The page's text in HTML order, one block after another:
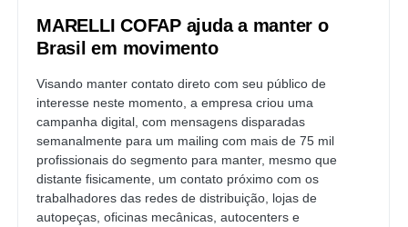
MARELLI COFAP ajuda a manter o
Brasil em movimento
Visando manter contato direto com seu público de
interesse neste momento, a empresa criou uma
campanha digital, com mensagens disparadas
semanalmente para um mailing com mais de 75 mil
profissionais do segmento para manter, mesmo que
distante fisicamente, um contato próximo com os
trabalhadores das redes de distribuição, lojas de
autopeças, oficinas mecânicas, autocenters e